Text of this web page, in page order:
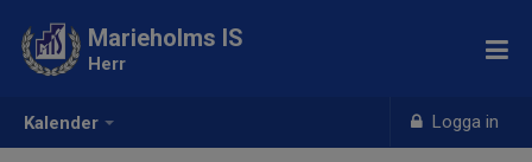
Kalender Logga in
Marieholms IS
Herr